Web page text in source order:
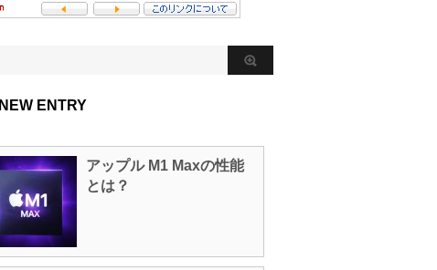
NEW ENTRY
アップル M1 Maxの性能
とは？